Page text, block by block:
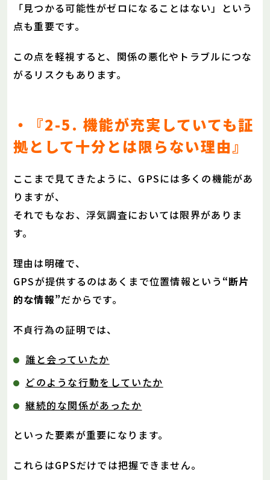
「見つかる可能性がゼロになることはない」という
点も重要です。
この点を軽視すると、関係の悪化やトラブルにつな
がるリスクもあります。
・『2-5. 機能が充実していても証
拠として十分とは限らない理由』
ここまで見てきたように、GPSには多くの機能があ
りますが、
それでもなお、浮気調査においては限界がありま
す。
理由は明確で、
GPSが提供するのはあくまで位置情報という “断片
的な情報”だからです。
不貞行為の証明では、
誰と会っていたか
どのような行動をしていたか
継続的な関係があったか
といった要素が重要になります。
これらはGPSだけでは把握できません。